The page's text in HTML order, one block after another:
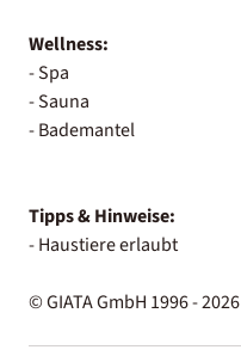
Wellness:
- Spa
- Sauna
- Bademantel
Tipps & Hinweise:
- Haustiere erlaubt
© GIATA GmbH 1996 - 2026